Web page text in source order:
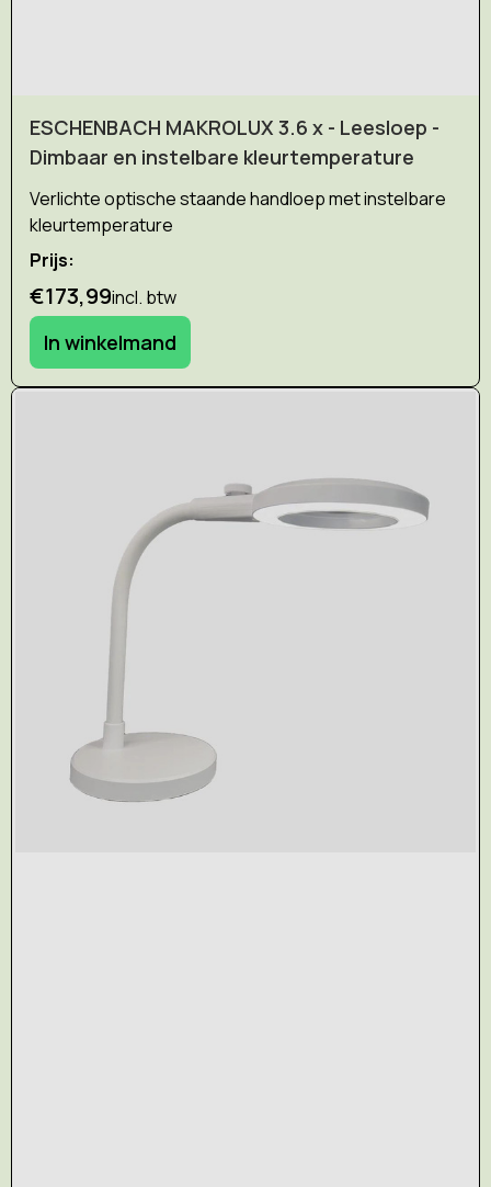
ESCHENBACH MAKROLUX 3.6 x - Leesloep -
Dimbaar en instelbare kleurtemperature
Verlichte optische staande handloep met instelbare
kleurtemperature
Prijs:
€173,99incl. btw
In winkelmand